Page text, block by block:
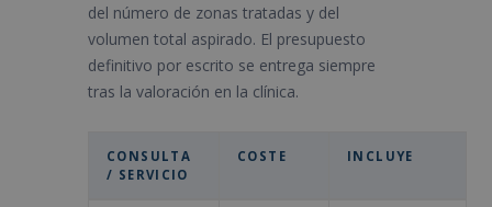
del número de zonas tratadas y del
volumen total aspirado. El presupuesto
definitivo por escrito se entrega siempre
tras la valoración en la clínica.
CONSULTA
/ SERVICIO
COSTE INCLUYE